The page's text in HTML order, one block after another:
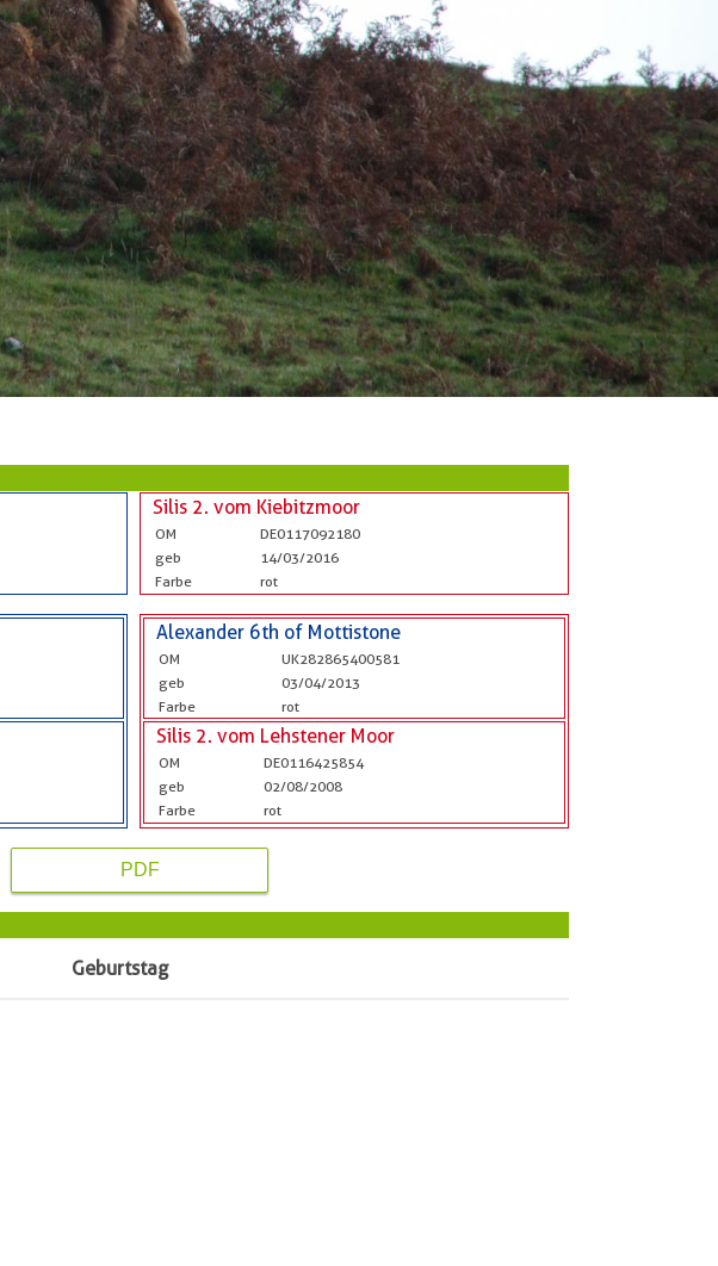
Silis 2. vom Kiebitzmoor
OM
DE0117092180
geb
14/03/2016
Farbe
rot
Alexander 6th of Mottistone
OM
UK282865400581
geb
03/04/2013
Farbe
rot
Silis 2. vom Lehstener Moor
OM
DE0116425854
geb
02/08/2008
Farbe
rot
PDF
Geburtstag